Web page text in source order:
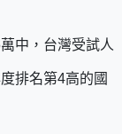
中，台灣受試人
排名第4高的國